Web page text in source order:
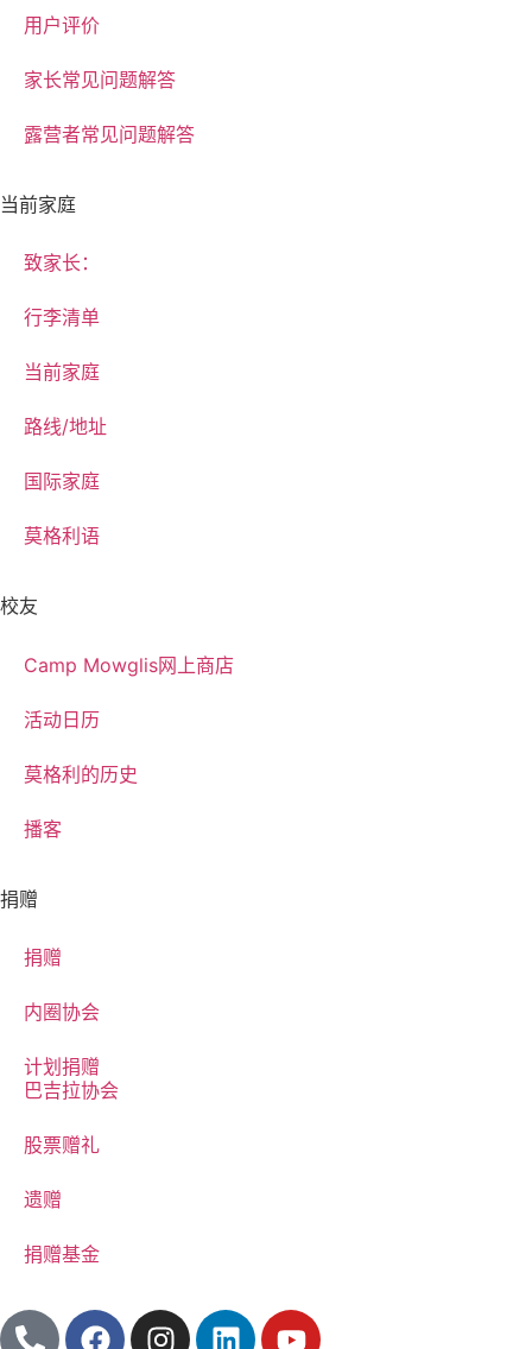
用户评价
家长常见问题解答
露营者常见问题解答
当前家庭
致家长：
行李清单
当前家庭
路线/地址
国际家庭
莫格利语
校友
Camp Mowglis网上商店
活动日历
莫格利的历史
播客
捐赠
捐赠
内圈协会
计划捐赠
巴吉拉协会
股票赠礼
遗赠
捐赠基金